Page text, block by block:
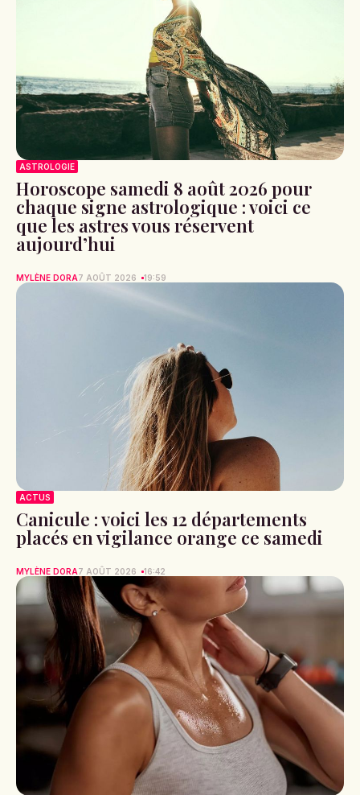
ASTROLOGIE
Horoscope samedi 8 août 2026 pour
chaque signe astrologique : voici ce
que les astres vous réservent
aujourd’hui
MYLÈNE DORA7 AOÛT 2026 19:59
ACTUS
Canicule : voici les 12 départements
placés en vigilance orange ce samedi
MYLÈNE DORA7 AOÛT 2026 16:42